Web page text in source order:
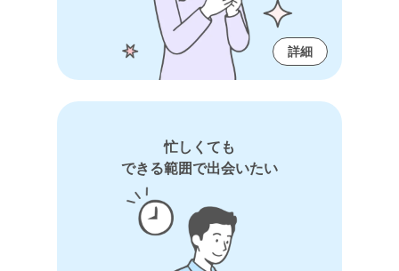
詳細
忙しくても
できる範囲で出会いたい